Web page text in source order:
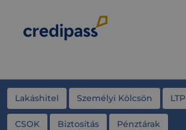
Lakáshitel Személyi Kölcsön LTP
CSOK Biztosítás Pénztárak